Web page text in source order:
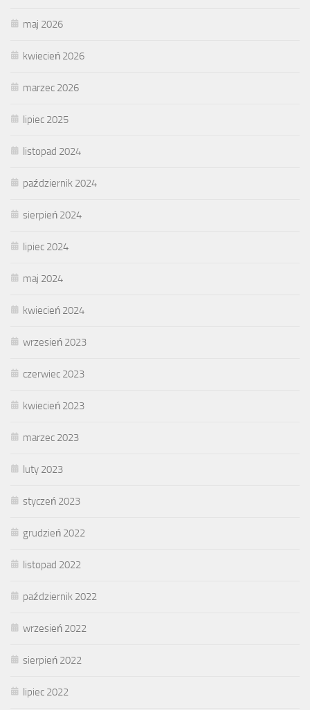
maj 2026
kwiecień 2026
marzec 2026
lipiec 2025
listopad 2024
październik 2024
sierpień 2024
lipiec 2024
maj 2024
kwiecień 2024
wrzesień 2023
czerwiec 2023
kwiecień 2023
marzec 2023
luty 2023
styczeń 2023
grudzień 2022
listopad 2022
październik 2022
wrzesień 2022
sierpień 2022
lipiec 2022